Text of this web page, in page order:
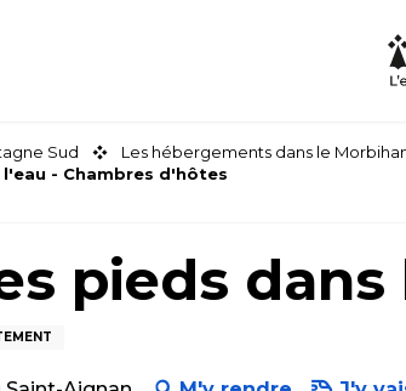
Sud Les hébergements dans le
- Chambres d'hôtes
pieds